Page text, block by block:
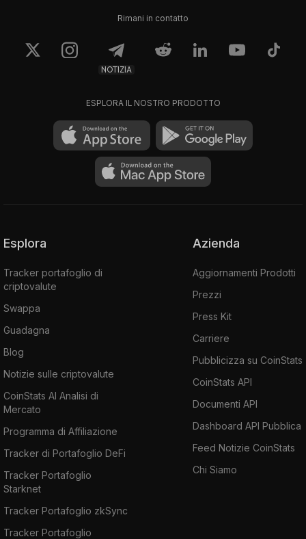
Rimani in contatto
NOTIZIA
ESPLORA IL NOSTRO PRODOTTO
Esplora
Tracker portafoglio di
criptovalute
Swappa
Guadagna
Blog
Notizie sulle criptovalute
CoinStats AI Analisi di
Mercato
Programma di Affiliazione
Tracker di Portafoglio DeFi
Tracker Portafoglio
Starknet
Tracker Portafoglio zkSync
Tracker Portafoglio
Azienda
Aggiornamenti Prodotti
Prezzi
Press Kit
Carriere
Pubblicizza su CoinStats
CoinStats API
Documenti API
Dashboard API Pubblica
Feed Notizie CoinStats
Chi Siamo